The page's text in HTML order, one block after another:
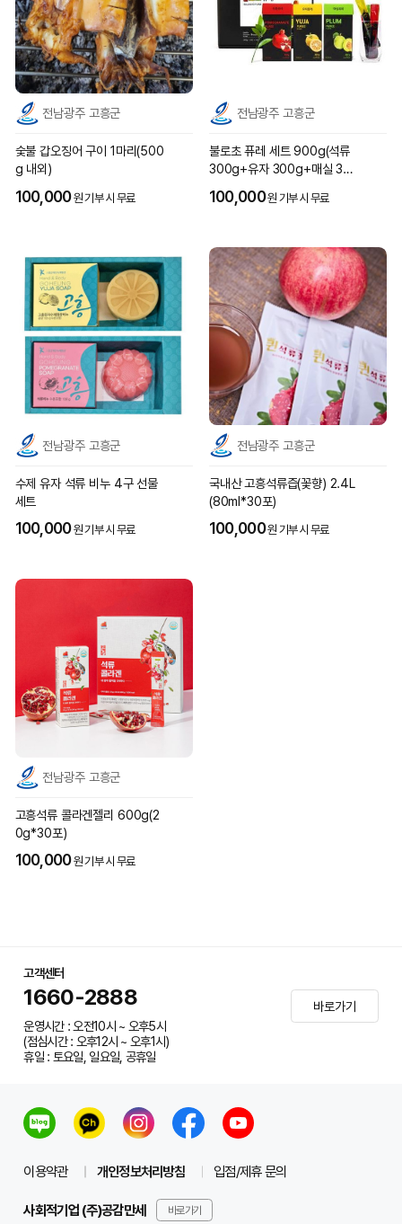
전남광주 고흥군
숯불 갑오징어 구이 1마리(500
g 내외)
100,000원 기부 시 무료
전남광주 고흥군
불로초 퓨레 세트 900g(석류
300g+유자 300g+매실 300
100,000원 기부 시 무료
전남광주 고흥군
수제 유자 석류 비누 4구 선물
세트
100,000원 기부 시 무료
전남광주 고흥군
국내산 고흥석류즙(꽃향) 2.4L
(80ml*30포)
100,000원 기부 시 무료
전남광주 고흥군
고흥석류 콜라겐젤리 600g(2
0g*30포)
100,000원 기부 시 무료
고객센터
1660-2888
운영시간 : 오전10시 ~ 오후5시
(점심시간 : 오후12시 ~ 오후1시)
휴일 : 토요일, 일요일, 공휴일
바로가기
이용약관 개인정보처리방침 입점/제휴 문의
사회적기업 (주)공감만세 바로가기